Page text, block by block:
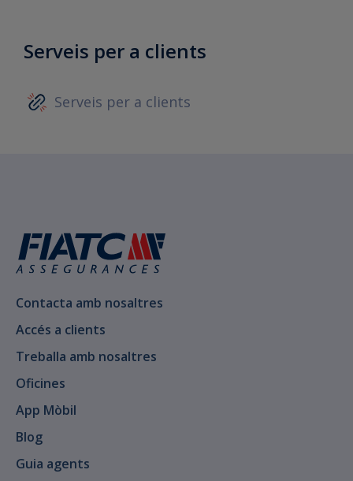
Serveis per a clients
Serveis per a clients
Contacta amb nosaltres
Accés a clients
Treballa amb nosaltres
Oficines
App Mòbil
Blog
Guia agents